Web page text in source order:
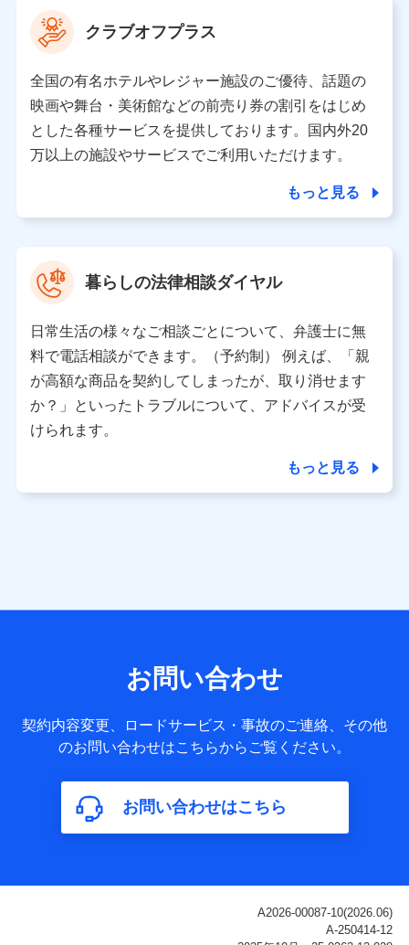
上記に係る案内・手続き・管理等付帯業務を行うため
【当該個人データの管理について責任を有する者の名称・住
所・代表者名】
当該個人データを取り扱う各共同利用者（詳細は次のとお
り）
東京都千代田区永田町2丁目11番1号 山王パークタワー
株式会社NTTドコモ 代表取締役社長 前田 義晃
東京都中央区日本橋人形町2-14-10 アーバンネット日本橋
ビル 3F
※ 当社および株式会社NTTドコモは、お客さまの情報を利
データ憲章」に定める行動原則を順守します 。
※ パーソナルデータダッシュボードの「第三者提供の管
理」の設定状態にかかわらず、共同利用する場合がありま
※ dポイントクラブ会員ではないお客さま（2019年12月11
日以降、一度もdポイントクラブ会員であったことがないお
個人データは、こちら の利用目的の範囲内に限って共同利
用します。
サービス提供等を通じて取得した、以下の情報などの個人デ
基本情報
氏名、電話番号、メールアドレス、お客さまの識別子、
属性、連絡先、dポイントサービスのご利用に関する情
構成、住所、dポイント残高、dポイント利用履歴などが
含まれます。
利用情報
ご契約状態・ご利用履歴インターネット利用時の行動に
関する情報、アプリケーション利用時の行動に関する情
クラブオフプラス
全国の有名ホテルやレジャー施設のご優待、話題の
映画や舞台・美術館などの前売り券の割引をはじめ
とした各種サービスを提供しております。国内外20
万以上の施設やサービスでご利用いただけます。
もっと見る
暮らしの法律相談ダイヤル
日常生活の様々なご相談ごとについて、弁護士に無
料で電話相談ができます。（予約制） 例えば、「親
が高額な商品を契約してしまったが、取り消せます
か？」といったトラブルについて、アドバイスが受
けられます。
もっと見る
お問い合わせ
契約内容変更、ロードサービス・事故のご連絡、その他
のお問い合わせはこちらからご覧ください。
お問い合わせはこちら